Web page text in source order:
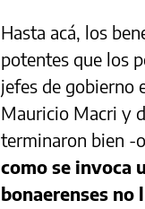
Hasta acá, los
potentes que los
jefes de gobierno
Mauricio Macri y
terminaron bien -
como se invoca
bonaerenses no